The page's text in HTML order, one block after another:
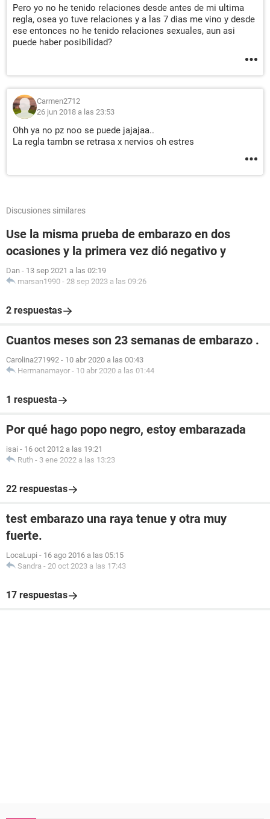
Pero yo no he tenido relaciones desde antes de mi ultima
regla, osea yo tuve relaciones y a las 7 dias me vino y desde
ese entonces no he tenido relaciones sexuales, aun asi
puede haber posibilidad?
Carmen2712
26 jun 2018 a las 23:53
Ohh ya no pz noo se puede jajajaa..
La regla tambn se retrasa x nervios oh estres
Discusiones similares
Use la misma prueba de embarazo en dos
ocasiones y la primera vez dió negativo y
Dan - 13 sep 2021 a las 02:19
marsan1990 - 28 sep 2023 a las 09:26
2 respuestas
Cuantos meses son 23 semanas de embarazo .
Carolina271992 - 10 abr 2020 a las 00:43
Hermanamayor - 10 abr 2020 a las 01:44
1 respuesta
Por qué hago popo negro, estoy embarazada
isai - 16 oct 2012 a las 19:21
Ruth - 3 ene 2022 a las 13:23
22 respuestas
test embarazo una raya tenue y otra muy
fuerte.
LocaLupi - 16 ago 2016 a las 05:15
Sandra - 20 oct 2023 a las 17:43
17 respuestas